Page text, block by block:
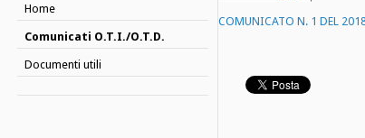
Home
Comunicati O.T.I./O.T.D.
Documenti utili
COMUNICATO N. 1 DEL